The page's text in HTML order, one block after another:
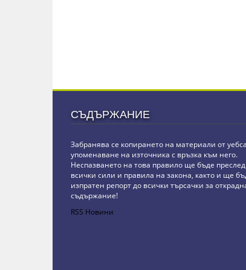
СЪДЪРЖАНИЕ
Забранява се копирането на материали от
упоменаване на източника с връзка към него.
Неспазването на това правило ще бъде
всички сили и правила на закона, както и ще
изпратен репорт до всички търсачки за
съдържание!
RSS Новини